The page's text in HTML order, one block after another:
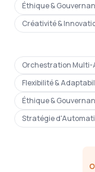
Éthique &
Créativité &
Orchestration
Flexibilité &
Éthique &
Stratégie